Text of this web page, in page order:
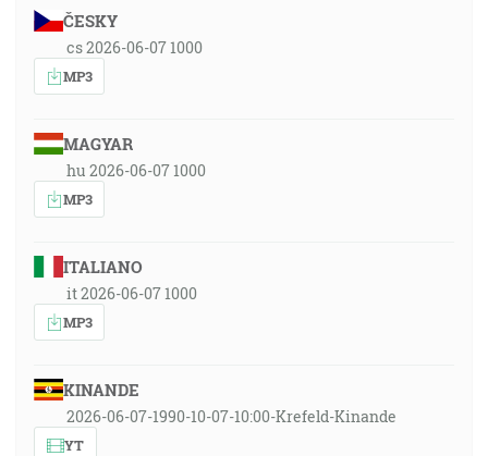
ČESKY
cs 2026-06-07 1000
MP3
MAGYAR
hu 2026-06-07 1000
MP3
ITALIANO
it 2026-06-07 1000
MP3
KINANDE
2026-06-07-1990-10-07-10:00-Krefeld-Kinande
YT